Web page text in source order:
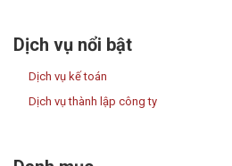
Dịch vụ nổi bật
Dịch vụ kế toán
Dịch vụ thành lập công ty